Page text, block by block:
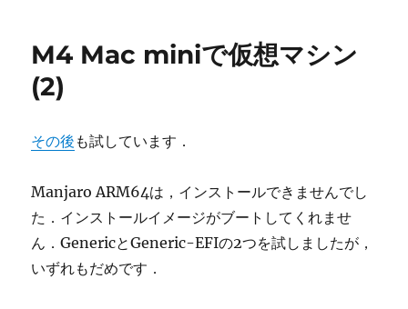
M4 Mac miniで仮想マシン
(2)
その後 も試しています．
Manjaro ARM64は，インストールできませんでし
た．インストールイメージがブートしてくれませ
ん．GenericとGeneric-EFIの2つを試しましたが，
いずれもだめです．